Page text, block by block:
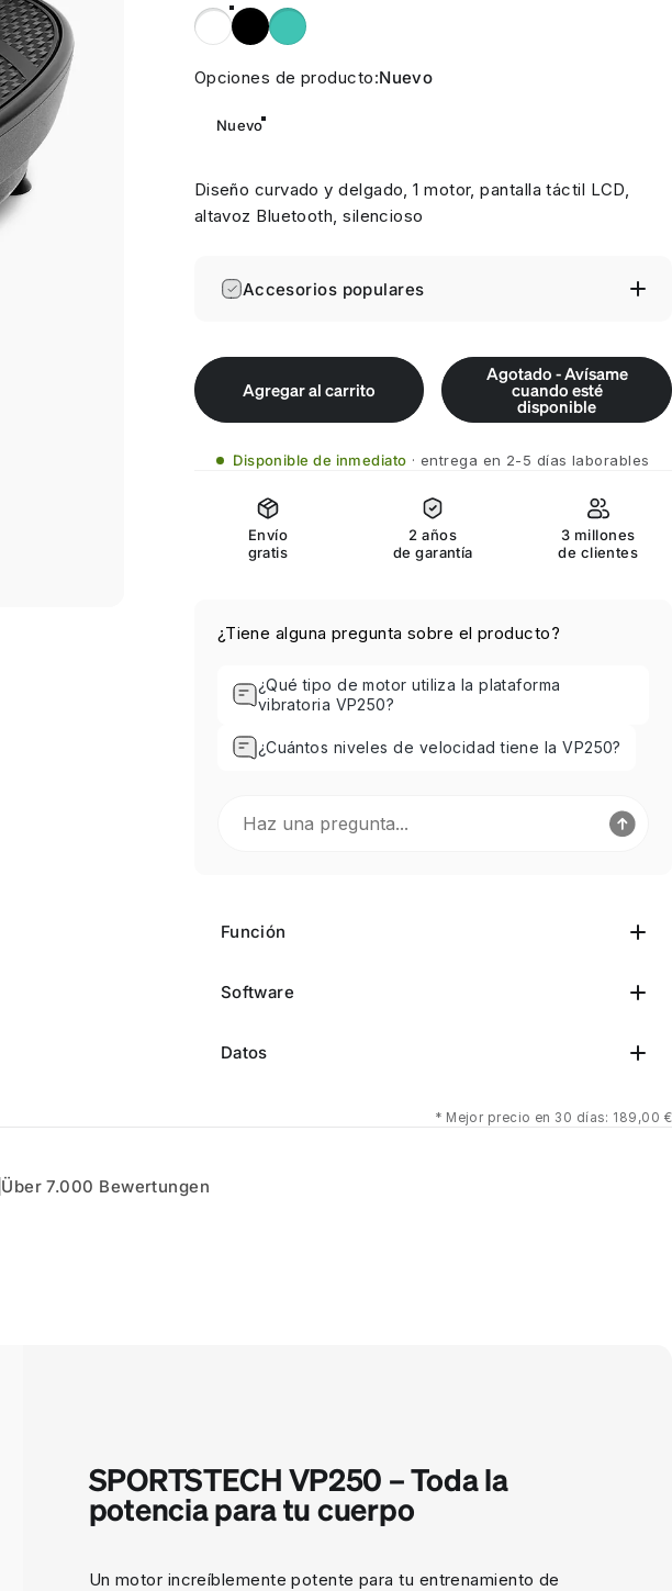
blanconegroturquesa
Opciones de producto
Opciones de producto:Nuevo
Nuevo
Diseño curvado y delgado, 1 motor, pantalla táctil LCD,
altavoz Bluetooth, silencioso
Accesorios populares
Agregar al carrito
Agotado - Avísame
cuando esté
disponible
Disponible de inmediato entrega en 2-5 días laborables
Envío
gratis
2 años
de garantía
3 millones
de clientes
¿Tiene alguna pregunta sobre el producto?
¿Qué tipo de motor utiliza la plataforma
vibratoria VP250?
¿Cuántos niveles de velocidad tiene la VP250?
Función
Software
Datos
* Mejor precio en 30 días: 189,00 €
Über 7.000 Bewertungen
SPORTSTECH VP250 – Toda la
potencia para tu cuerpo
Un motor increíblemente potente para tu entrenamiento de